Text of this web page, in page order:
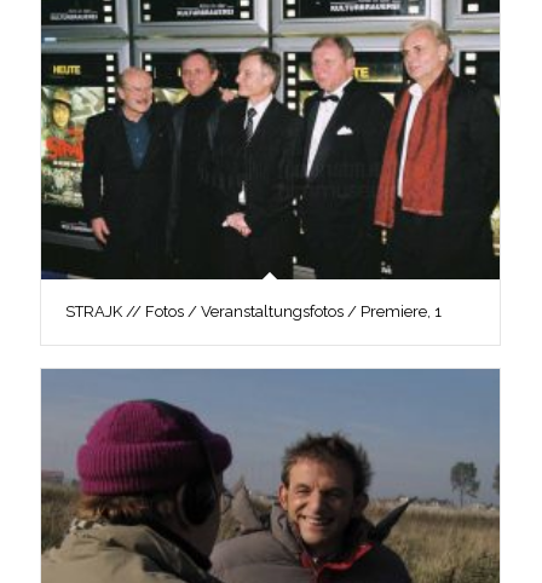
STRAJK // Fotos / Veranstaltungsfotos / Premiere, 1